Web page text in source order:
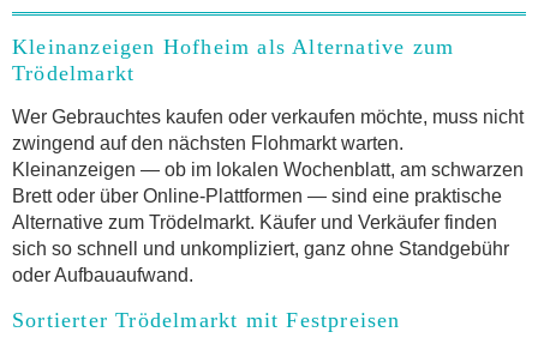
Kleinanzeigen Hofheim als Alternative zum
Trödelmarkt
Wer Gebrauchtes kaufen oder verkaufen möchte, muss nicht
zwingend auf den nächsten Flohmarkt warten.
Kleinanzeigen — ob im lokalen Wochenblatt, am schwarzen
Brett oder über Online-Plattformen — sind eine praktische
Alternative zum Trödelmarkt. Käufer und Verkäufer finden
sich so schnell und unkompliziert, ganz ohne Standgebühr
oder Aufbauaufwand.
Sortierter Trödelmarkt mit Festpreisen